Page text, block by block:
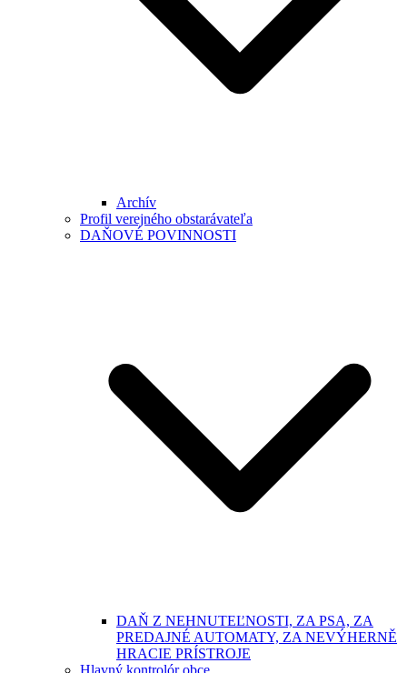
Archív
Profil verejného obstarávateľa
DAŇOVÉ POVINNOSTI
DAŇ Z NEHNUTEĽNOSTI, ZA PSA, ZA
PREDAJNÉ AUTOMATY, ZA NEVÝHERNĚ
HRACIE PRÍSTROJE
Hlavný kontrolór obce